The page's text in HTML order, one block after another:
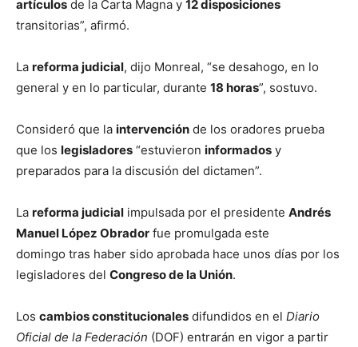
artículos de la Carta Magna y 12 disposiciones
transitorias”, afirmó.
La reforma judicial, dijo Monreal, “se desahogo, en lo
general y en lo particular, durante 18 horas”, sostuvo.
Consideró que la intervención de los oradores prueba
que los legisladores “estuvieron informados y
preparados para la discusión del dictamen”.
La reforma judicial impulsada por el presidente Andrés
Manuel López Obrador fue promulgada este
domingo tras haber sido aprobada hace unos días por los
legisladores del Congreso de la Unión.
Los cambios constitucionales difundidos en el Diario
Oficial de la Federación (DOF) entrarán en vigor a partir